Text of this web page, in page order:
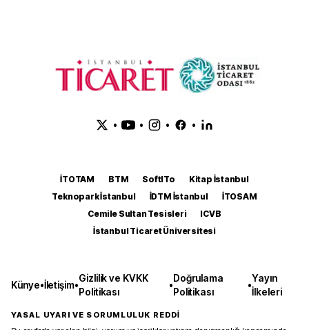
• • • •
İTOTAM BTM SoftITo
Kitap İstanbul
Teknopark İstanbul
İDTM İstanbul
İTOSAM
Cemile Sultan Tesisleri
ICVB
İstanbul Ticaret Üniversitesi
Künye•İletişim•
Gizlilik ve KVKK
Politikası
•
Doğrulama
Politikası
•
Yayın
İlkeleri
YASAL UYARI VE SORUMLULUK REDDİ